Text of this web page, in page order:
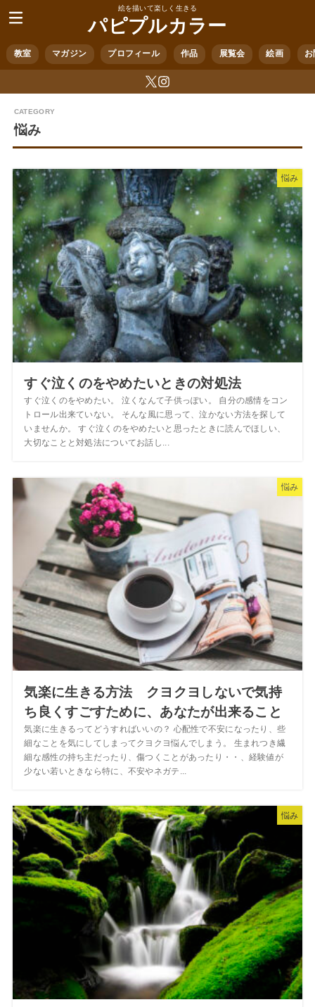
絵を描いて楽しく生きる
パピプルカラー
教室 マガジン プロフィール 作品 展覧会 絵画 お
悩み
悩み
すぐ泣くのをやめたいときの対処法
すぐ泣くのをやめたい。 泣くなんて子供っぽい。 自分の感情をコン
トロール出来ていない。 そんな風に思って、泣かない方法を探して
いませんか。 すぐ泣くのをやめたいと思ったときに読んでほしい、
大切なことと対処法についてお話し...
悩み
気楽に生きる方法 クヨクヨしないで気持
ち良くすごすために、あなたが出来ること
気楽に生きるってどうすればいいの？ 心配性で不安になったり、些
細なことを気にしてしまってクヨクヨ悩んでしまう。 生まれつき繊
細な感性の持ち主だったり、傷つくことがあったり・・、経験値が
少ない若いときなら特に、不安やネガテ...
悩み